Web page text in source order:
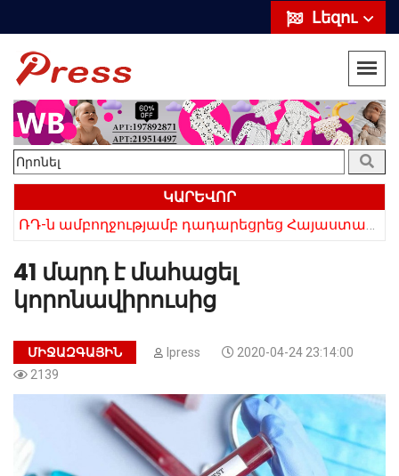
Լեզու
ԿԱՐԵՎՈՐ
41 մարդ է մահացել
կորոնավիրուսից
ՄԻՋԱԶԳԱՅԻՆ Ipress
2020-04-24 23:14:00
2139